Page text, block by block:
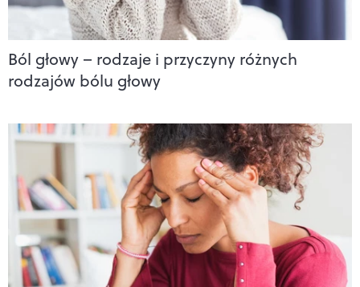
Ból głowy – rodzaje i przyczyny różnych
rodzajów bólu głowy